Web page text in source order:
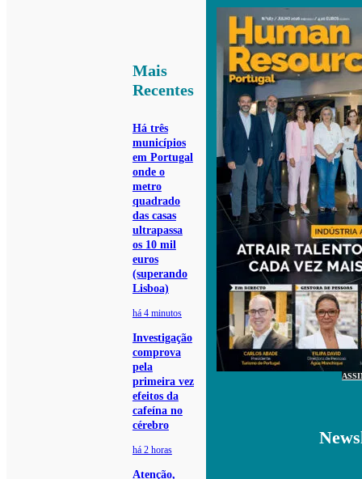
Mais
Recentes
Há três
municípios
em Portugal
onde o
metro
quadrado
das casas
ultrapassa
os 10 mil
euros
(superando
Lisboa)
há 4 minutos
Investigação
comprova
pela
primeira vez
efeitos da
cafeína no
cérebro
há 2 horas
Atenção,